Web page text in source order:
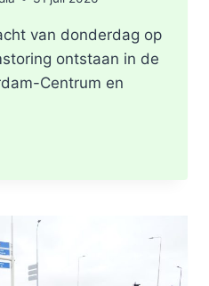
van donderdag op
ontstaan in de
Centrum en